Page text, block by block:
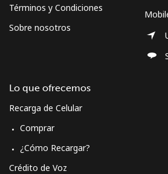
Términos y Condiciones
Sobre nosotros
Lo que ofrecemos
Recarga de Celular
Comprar
¿Cómo Recargar?
Crédito de Voz